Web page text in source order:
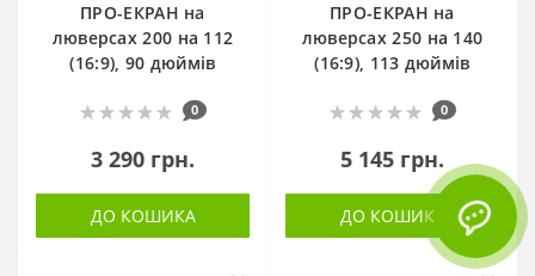
ПРО-ЕКРАН на
люверсах 200 на 112
(16:9), 90 дюймів
0
3 290 грн.
ДО КОШИКА
ПРО-ЕКРАН на
люверсах 250 на 140
(16:9), 113 дюймів
0
5 145 грн.
ДО КОШИКА